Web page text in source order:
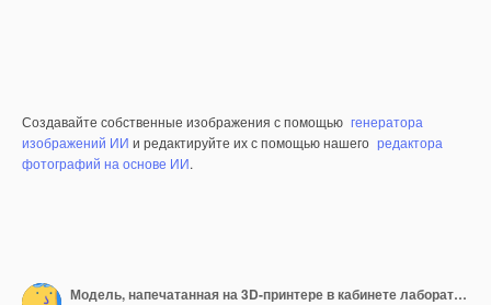
Создавайте собственные изображения с помощью генератора
изображений ИИ и редактируйте их с помощью нашего редактора
фотографий на основе ИИ.
Модель, напечатанная на 3D-принтере в кабинете лаборатории Объект, напечатанный на 3D-принтере